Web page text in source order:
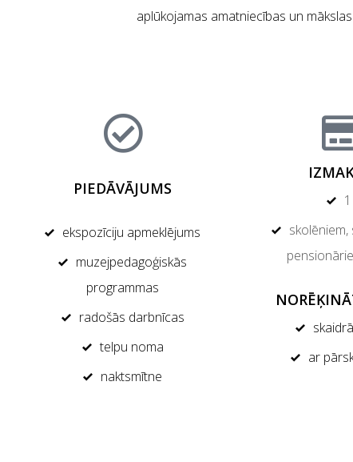
aplūkojamas amatniecības un
PIEDĀVĀJUMS
ekspozīciju apmeklējums
muzejpedagoģiskās
programmas
radošās darbnīcas
telpu noma
naktsmītne
ar